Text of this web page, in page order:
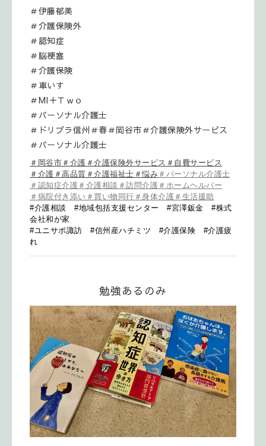
＃伊藤郁美
＃介護保険外
＃認知症
＃脳梗塞
＃介護保険
＃車いす
＃MI＋Ｔｗｏ
＃パーソナル介護士
＃ドリプラ信州 ＃春＃岡谷市＃介護保険外サービス
＃パーソナル介護士
＃岡谷市＃介護＃介護保険外サービス＃自費サービス
＃介護＃高品質＃介護福祉士＃悩み ＃パーソナル介護士
＃認知症介護＃介護相談＃訪問介護＃ホームヘルパー
＃病院付き添い＃買い物同行＃身体介護＃生活援助
#介護相談 #地域包括支援センター #宮澤鈑金 #株式
会社和が家
#ユニサポ諏訪 #信州産ハチミツ #介護保険 #介護疲
れ
勉強あるのみ